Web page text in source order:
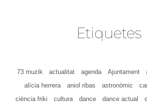
Etiquetes
73 muzik actualitat agenda Ajuntament
alícia herrera
aniol ribas astronòmic
ciència friki
cultura dance dance actual